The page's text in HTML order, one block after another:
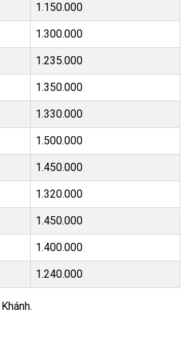
1.150.000
1.300.000
1.235.000
1.350.000
1.330.000
1.500.000
1.450.000
1.320.000
1.450.000
1.400.000
1.240.000